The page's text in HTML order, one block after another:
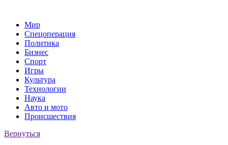
Мир
Спецоперация
Политика
Бизнес
Спорт
Игры
Культура
Технологии
Наука
Авто и мото
Происшествия
Вернуться